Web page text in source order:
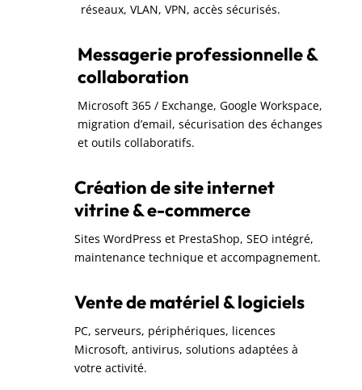
réseaux, VLAN, VPN, accès sécurisés.
Messagerie professionnelle &
collaboration
Microsoft 365 / Exchange, Google Workspace,
migration d’email, sécurisation des échanges
et outils collaboratifs.
Création de site internet
vitrine & e-commerce
Sites WordPress et PrestaShop, SEO intégré,
maintenance technique et accompagnement.
Vente de matériel & logiciels
PC, serveurs, périphériques, licences
Microsoft, antivirus, solutions adaptées à
votre activité.